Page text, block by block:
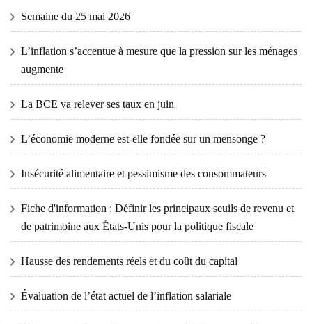
Semaine du 25 mai 2026
L’inflation s’accentue à mesure que la pression sur les ménages
augmente
La BCE va relever ses taux en juin
L’économie moderne est-elle fondée sur un mensonge ?
Insécurité alimentaire et pessimisme des consommateurs
Fiche d'information : Définir les principaux seuils de revenu et
de patrimoine aux États-Unis pour la politique fiscale
Hausse des rendements réels et du coût du capital
Évaluation de l’état actuel de l’inflation salariale